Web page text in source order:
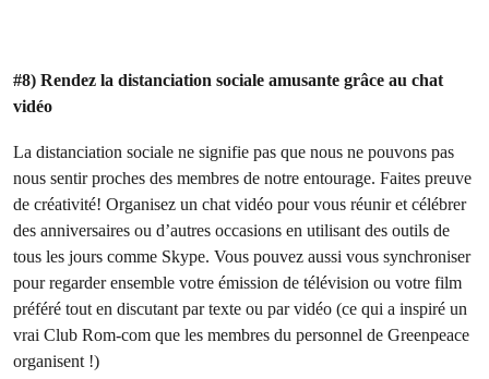
#8) Rendez la distanciation sociale amusante grâce au chat
vidéo
La distanciation sociale ne signifie pas que nous ne pouvons pas
nous sentir proches des membres de notre entourage. Faites preuve
de créativité! Organisez un chat vidéo pour vous réunir et célébrer
des anniversaires ou d’autres occasions en utilisant des outils de
tous les jours comme Skype. Vous pouvez aussi vous synchroniser
pour regarder ensemble votre émission de télévision ou votre film
préféré tout en discutant par texte ou par vidéo (ce qui a inspiré un
vrai Club Rom-com que les membres du personnel de Greenpeace
organisent !)